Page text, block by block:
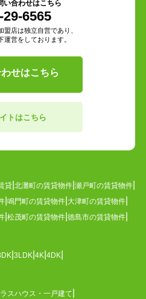
い合わせはこちら
29-6565
盟店は独立自営であり、
運営をしております。
せはこちら
トはこちら
貸 北灘町の賃貸物件 瀬戸町の賃貸物件
鳴門町の賃貸物件 大津町の賃貸物件
松茂町の賃貸物件 徳島市の賃貸物件
3LDK 4K 4DK
スハウス・一戸建て